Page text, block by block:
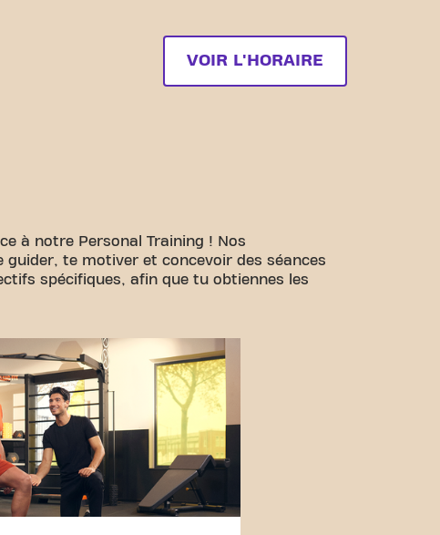
VOIR L'HORAIRE
à notre Personal Training ! Nos
te motiver et concevoir des séances
spécifiques, afin que tu obtiennes les